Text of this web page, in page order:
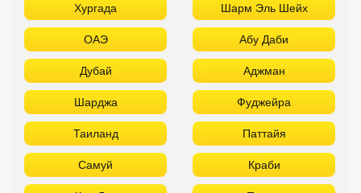
Хургада Шарм Эль Шейх
ОАЭ Абу Даби
Дубай Аджман
Шарджа Фуджейра
Таиланд Паттайя
Самуй Краби